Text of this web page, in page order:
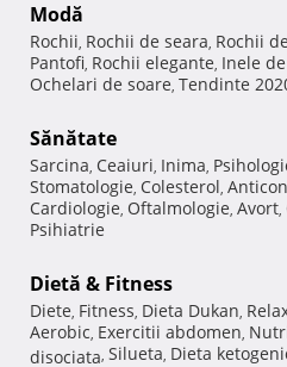
Modă
Rochii, Rochii de seara, Rochii
Pantofi, Rochii elegante, Inele
Ochelari de soare, Tendinte
Sănătate
Sarcina, Ceaiuri, Inima,
Stomatologie, Colesterol,
Cardiologie, Oftalmologie, Avort,
Psihiatrie
Dietă & Fitness
Diete, Fitness, Dieta Dukan,
Aerobic, Exercitii abdomen,
disociata, Silueta, Dieta